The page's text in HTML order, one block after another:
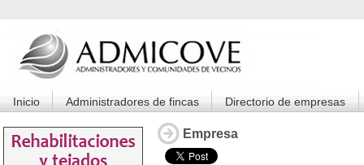
Inicio Administradores de fincas Directorio de empresas
Empresa